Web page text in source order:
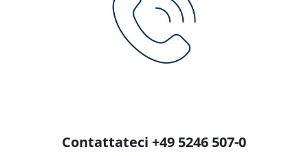
Contattateci +49 5246 507-0